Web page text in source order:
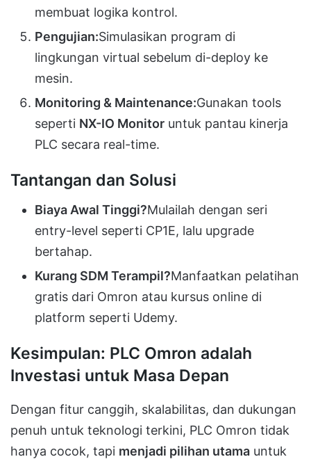
membuat logika kontrol.
Pengujian:Simulasikan program di
lingkungan virtual sebelum di-deploy ke
mesin.
Monitoring & Maintenance:Gunakan tools
seperti NX-IO Monitor untuk pantau kinerja
PLC secara real-time.
Tantangan dan Solusi
Biaya Awal Tinggi?Mulailah dengan seri
entry-level seperti CP1E, lalu upgrade
bertahap.
Kurang SDM Terampil?Manfaatkan pelatihan
gratis dari Omron atau kursus online di
platform seperti Udemy.
Kesimpulan: PLC Omron adalah
Investasi untuk Masa Depan
Dengan fitur canggih, skalabilitas, dan dukungan
penuh untuk teknologi terkini, PLC Omron tidak
hanya cocok, tapi menjadi pilihan utama untuk